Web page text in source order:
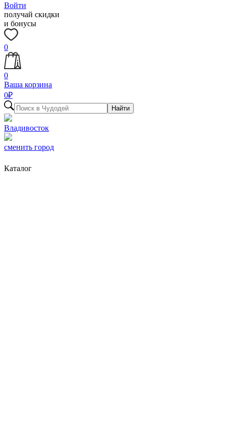
Войти
получай скидки
и бонусы
0
0
Ваша корзина
0₽
Найти
Владивосток
сменить город
Каталог